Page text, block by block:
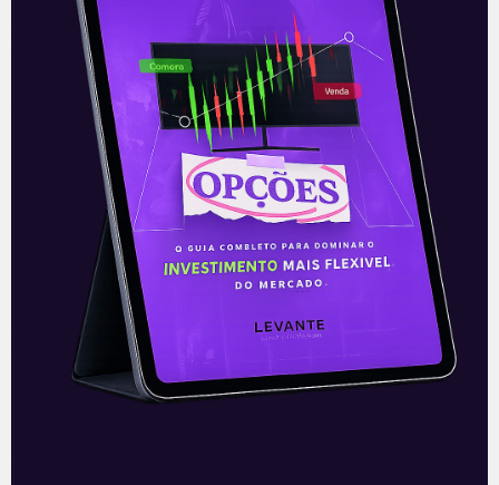
perspectiva é que as ações caminhem em
uma avenida positiva mais adiante.
Importante, no entanto, não desconsiderar
os potenciais riscos inerentes da conjuntura
política econômica, onde ruídos ou
ingerências políticas podem levar a maior
morosidade no avanço de vacinações e a
consequente postergação da retomada das
atividades como um todo.
—